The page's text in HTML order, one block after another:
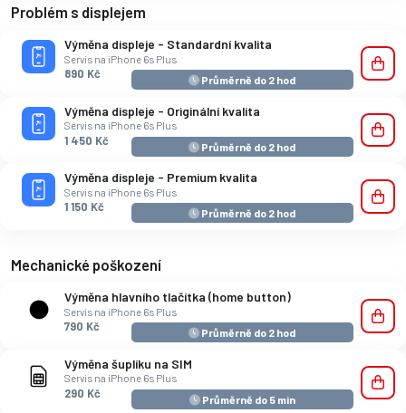
Problém s displejem
Výměna displeje - Standardní kvalita
Servis na iPhone 6s Plus
890 Kč
Průměrně do 2 hod
Výměna displeje - Originální kvalita
Servis na iPhone 6s Plus
1 450 Kč
Průměrně do 2 hod
Výměna displeje - Premium kvalita
Servis na iPhone 6s Plus
1 150 Kč
Průměrně do 2 hod
Mechanické poškození
Výměna hlavního tlačítka (home button)
Servis na iPhone 6s Plus
790 Kč
Průměrně do 2 hod
Výměna šuplíku na SIM
Servis na iPhone 6s Plus
290 Kč
Průměrně do 5 min